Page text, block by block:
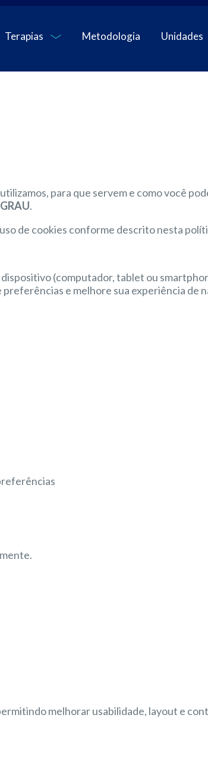
Terapias Metodologia Unidades
para que servem e como você
.
de cookies conforme descrito nesta
(computador, tablet ou
e melhore sua experiência de
melhorar usabilidade, layout e